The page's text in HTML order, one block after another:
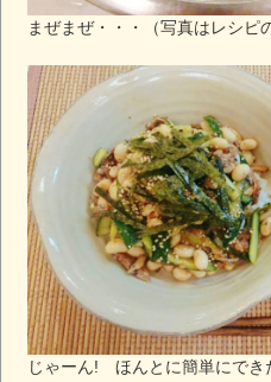
まぜまぜ・・・（写真はレシピ
じゃーん! ほんとに簡単にでき